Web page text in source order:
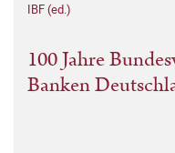
IBF (ed.)
100 Jahre
Banken